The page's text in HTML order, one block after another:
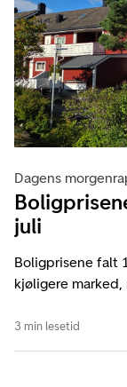
Dagens
juli
Boligprisene falt
kjøligere
3 min lesetid